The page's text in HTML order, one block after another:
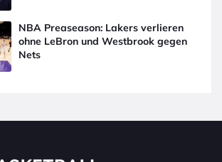
NBA Preaseason: Lakers verlieren
ohne LeBron und Westbrook gegen
Nets